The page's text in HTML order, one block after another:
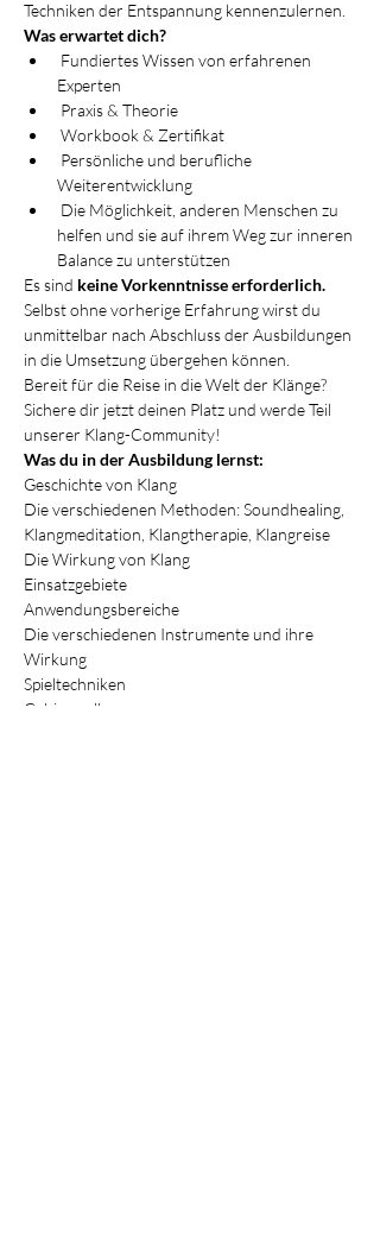
Techniken der Entspannung kennenzulernen.
Was erwartet dich?
Fundiertes Wissen von erfahrenen
Experten
Praxis & Theorie
Workbook & Zertifikat
Persönliche und berufliche
Weiterentwicklung
Die Möglichkeit, anderen Menschen zu
helfen und sie auf ihrem Weg zur inneren
Balance zu unterstützen
Es sind keine Vorkenntnisse erforderlich.
Selbst ohne vorherige Erfahrung wirst du
unmittelbar nach Abschluss der Ausbildungen
in die Umsetzung übergehen können.
Bereit für die Reise in die Welt der Klänge?
Sichere dir jetzt deinen Platz und werde Teil
unserer Klang-Community!
Was du in der Ausbildung lernst:
Geschichte von Klang
Die verschiedenen Methoden: Soundhealing,
Klangmeditation, Klangtherapie, Klangreise
Die Wirkung von Klang
Einsatzgebiete
Anwendungsbereiche
Die verschiedenen Instrumente und ihre
Wirkung
Spieltechniken
Gehirnwellen